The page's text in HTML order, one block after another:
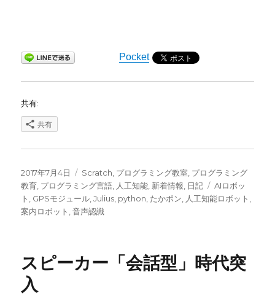
Pocket
共有:
共有
投
稿
日:
2017年7月4日
カ
テ
ゴ
リ
Scratch, プログラミング教室, プログラミング
教育, プログラミング言語, 人工知能, 新着情報, 日記
タ
グ
AIロボッ
ト , GPSモジュール,Julius, python, たかポン, 人工知能ロボット ,
案内ロボット ,音声認識
スピーカー「会話型」時代突
入